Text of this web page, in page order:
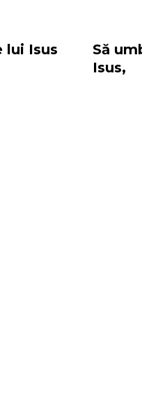
lui Isus
Să
Isus,